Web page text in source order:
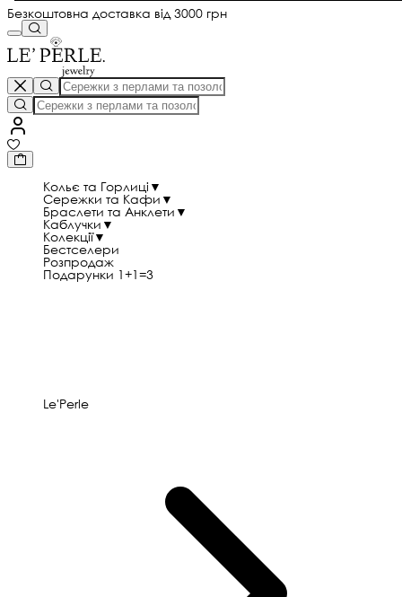
Безкоштовна доставка від 3000 грн
Кольє та Горлиці ▼
Сережки та Кафи ▼
Браслети та Анклети ▼
Каблучки ▼
Колекції▼
Бестселери
Розпродаж
Подарунки 1+1=3
Le'Perle